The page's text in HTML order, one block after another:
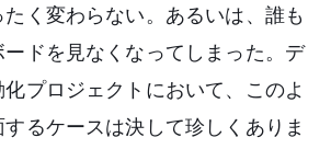
たく変わらない。あるいは、誰も
ドを見なくなってしまった。デ
プロジェクトにおいて、このよ
るケースは決して珍しくありま